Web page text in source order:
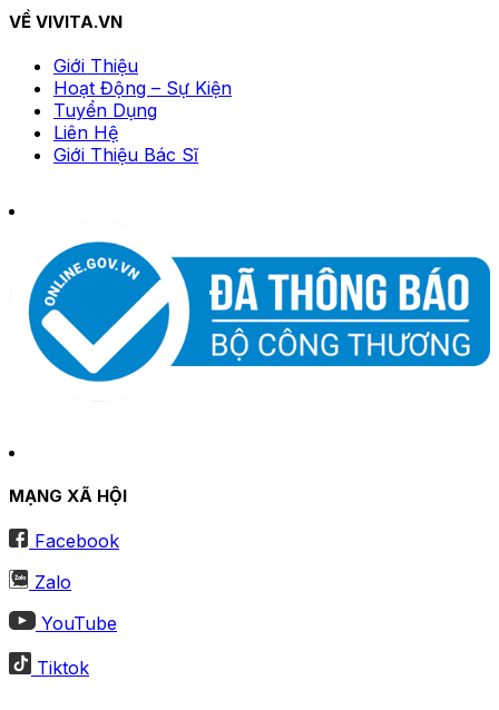
VỀ VIVITA.VN
Giới Thiệu
Hoạt Động – Sự Kiện
Tuyển Dụng
Liên Hệ
Giới Thiệu Bác Sĩ
MẠNG XÃ HỘI
Facebook
Zalo
YouTube
Tiktok